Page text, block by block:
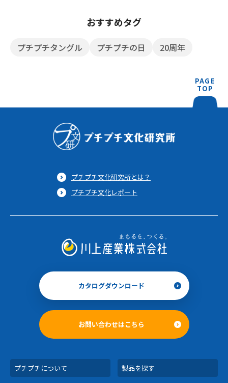
おすすめタグ
プチプチタングル プチプチの日 20周年
PAGE
TOP
プチプチ文化研究所とは？
プチプチ文化レポート
カタログダウンロード
お問い合わせはこちら
プチプチについて 製品を探す